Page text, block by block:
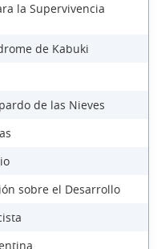
la Supervivencia
de Kabuki
de las Nieves
sobre el Desarrollo